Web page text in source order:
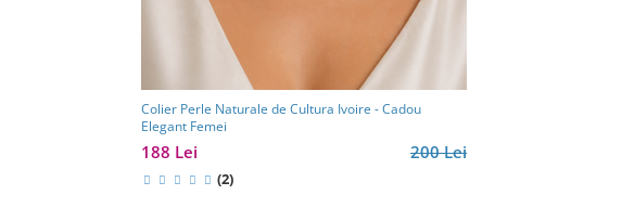
Colier Perle Naturale de Cultura Ivoire - Cadou
Elegant Femei
200 Lei
188 Lei
(2)